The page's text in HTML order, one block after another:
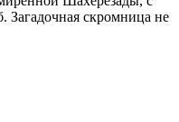
Загадочная скромница не